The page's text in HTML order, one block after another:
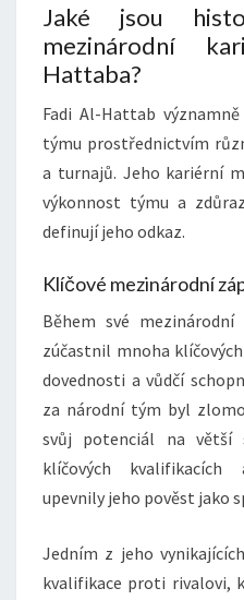
Jaké jsou
mezinárodní
Hattaba?
Fadi Al-Hattab
týmu prostřednictvím
a turnajů. Jeho kariérní
výkonnost týmu a
definují jeho odkaz.
Klíčové mezinárodní
Během své
zúčastnil mnoha
dovednosti a vůdčí
za národní tým byl
svůj potenciál na větší
klíčových kvalifikacích
upevnily jeho pověst jako
Jedním z jeho
kvalifikace proti rivalovi,